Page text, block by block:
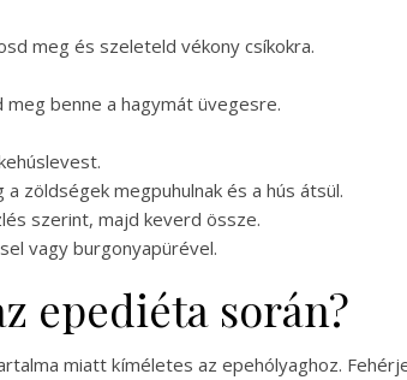
meg és szeleteld vékony csíkokra.
benne a hagymát üvegesre.
zöldségek megpuhulnak és a hús átsül.
szerint, majd keverd össze.
vagy burgonyapürével.
epediéta során?
miatt kíméletes az epehólyaghoz.